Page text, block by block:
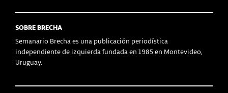
SOBRE BRECHA
Semanario Brecha es una publicación periodística
independiente de izquierda fundada en 1985 en Montevideo,
Uruguay.